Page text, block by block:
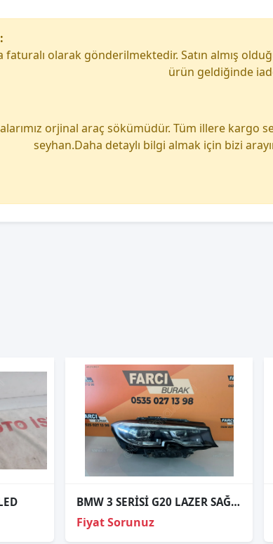
faturalı olarak gönderilmektedir. Satın almış
ürün geldiğinde
orjinal araç sökümüdür. Tüm illere kargo
seyhan.Daha detaylı bilgi almak için bizi
BMW 3 SERİSİ G20 LAZER SAĞ FAR ORJİNAL
Fiyat Sorunuz